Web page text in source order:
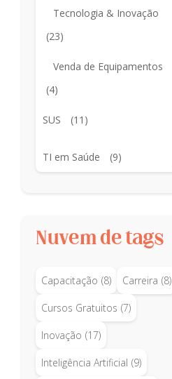
Tecnologia & Inovação
(23)
Venda de Equipamentos
(4)
SUS (11)
TI em Saúde (9)
Nuvem de tags
Capacitação (8) Carreira (8)
Cursos Gratuitos (7)
Inovação (17)
Inteligência Artificial (9)